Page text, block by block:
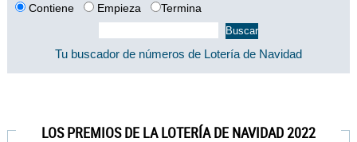
Contiene Empieza Termina
Tu buscador de números de Lotería de Navidad
LOS PREMIOS DE LA LOTERÍA DE NAVIDAD 2022